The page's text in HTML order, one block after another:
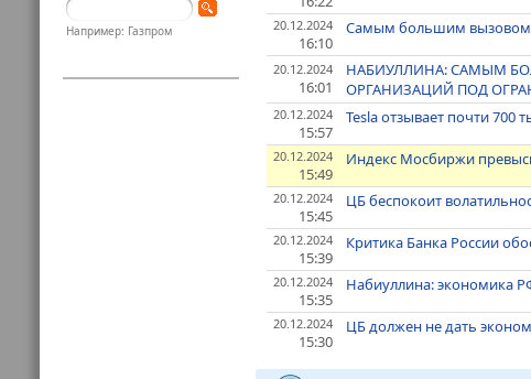
Например: Газпром 20.12.2024
16:10
Самым большим вызовом
20.12.2024
16:01
НАБИУЛЛИНА: САМЫМ
ОРГАНИЗАЦИЙ ПОД
20.12.2024
15:57
Tesla отзывает почти 700
20.12.2024
15:49
Индекс Мосбиржи
20.12.2024
15:45
ЦБ беспокоит
20.12.2024
15:39
Критика Банка России
20.12.2024
15:35
Набиуллина: экономика
20.12.2024
15:30
ЦБ должен не дать